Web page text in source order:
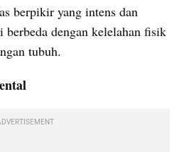
berpikir yang intens dan
dengan kelelahan fisik
tubuh.